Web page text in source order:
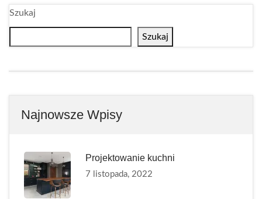
Szukaj
Szukaj
Najnowsze Wpisy
Projektowanie kuchni
7 listopada, 2022